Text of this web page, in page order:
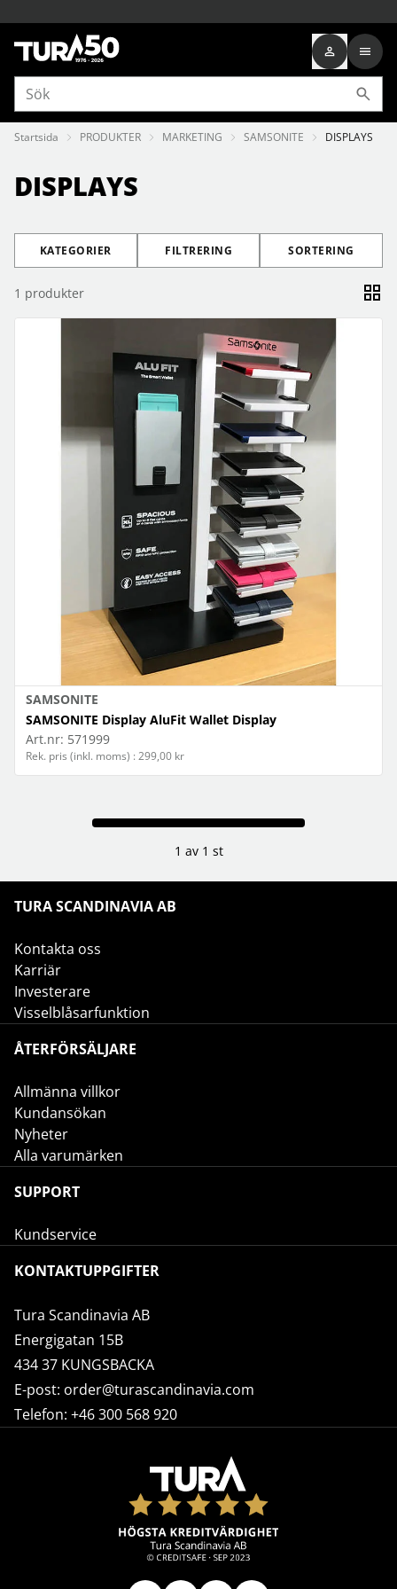
Startsida PRODUKTER MARKETING SAMSONITE DISPLAYS
DISPLAYS
KATEGORIER FILTRERING SORTERING
1 produkter
SAMSONITE
SAMSONITE Display AluFit Wallet Display
Art.nr: 571999
Rek. pris (inkl. moms) : 299,00 kr
1 av 1 st
TURA SCANDINAVIA AB
Kontakta oss
Karriär
Investerare
Visselblåsarfunktion
ÅTERFÖRSÄLJARE
Allmänna villkor
Kundansökan
Nyheter
Alla varumärken
SUPPORT
Kundservice
KONTAKTUPPGIFTER
Tura Scandinavia AB
Energigatan 15B
434 37 KUNGSBACKA
E-post: order@turascandinavia.com
Telefon: +46 300 568 920